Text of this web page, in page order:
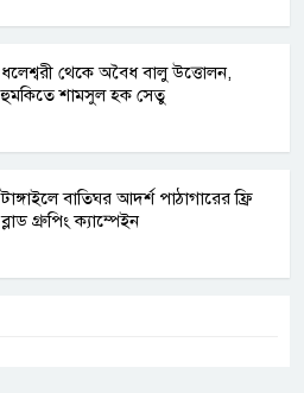
ধলেশ্বরী থেকে অবৈধ বালু উত্তোলন,
হুমকিতে শামসুল হক সেতু
টাঙ্গাইলে বাতিঘর আদর্শ পাঠাগারের ফ্রি
ব্লাড গ্রুপিং ক্যাম্পেইন